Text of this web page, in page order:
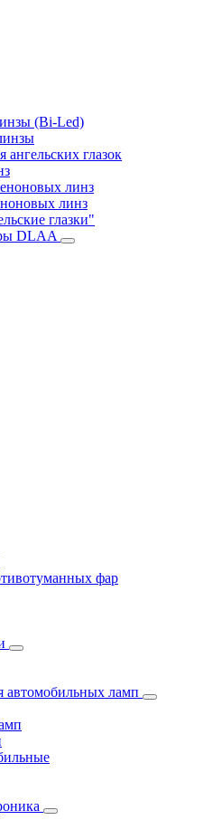
(Bi-Led)
ангельских глазок
линз
линз
глазки"
DLAA
фар
автомобильных ламп